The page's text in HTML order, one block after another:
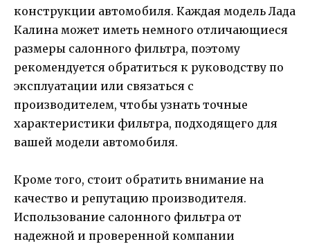
конструкции автомобиля. Каждая модель Лада
Калина может иметь немного отличающиеся
размеры салонного фильтра, поэтому
рекомендуется обратиться к руководству по
эксплуатации или связаться с
производителем, чтобы узнать точные
характеристики фильтра, подходящего для
вашей модели автомобиля.
Кроме того, стоит обратить внимание на
качество и репутацию производителя.
Использование салонного фильтра от
надежной и проверенной компании